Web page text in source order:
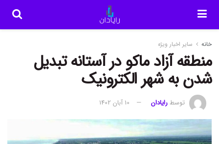
خانه سایر اخبار ویژه
منطقه آزاد ماکو در آستانه تبدیل
شدن به شهر الکترونیک
توسطرایادان 10 آبان 1402